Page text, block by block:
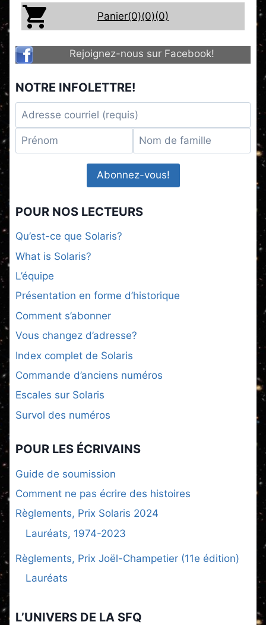
Panier(0)(0)(0)
Rejoignez-nous sur Facebook!
NOTRE INFOLETTRE!
POUR NOS LECTEURS
Qu’est-ce que Solaris?
What is Solaris?
L’équipe
Présentation en forme d’historique
Comment s’abonner
Vous changez d’adresse?
Index complet de Solaris
Commande d’anciens numéros
Escales sur Solaris
Survol des numéros
POUR LES ÉCRIVAINS
Guide de soumission
Comment ne pas écrire des histoires
Règlements, Prix Solaris 2024
Lauréats, 1974-2023
Règlements, Prix Joël-Champetier (11e édition)
Lauréats
L’UNIVERS DE LA SFQ